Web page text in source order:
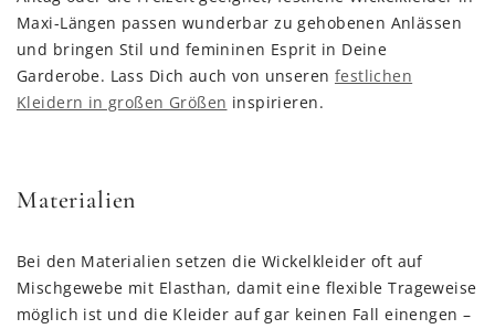
Maxi-Längen passen wunderbar zu gehobenen Anlässen
und bringen Stil und femininen Esprit in Deine
Garderobe. Lass Dich auch von unseren festlichen
Kleidern in großen Größen inspirieren.
Materialien
Bei den Materialien setzen die Wickelkleider oft auf
Mischgewebe mit Elasthan, damit eine flexible Trageweise
möglich ist und die Kleider auf gar keinen Fall einengen –